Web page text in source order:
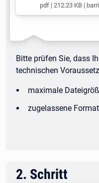
pdf | 212.23 KB |
Bitte prüfen Sie, dass
technischen
maximale
zugelassene
2. Schritt